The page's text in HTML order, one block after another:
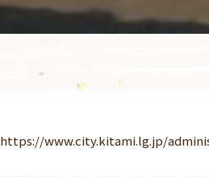
https://www.city.kitami.lg.jp/